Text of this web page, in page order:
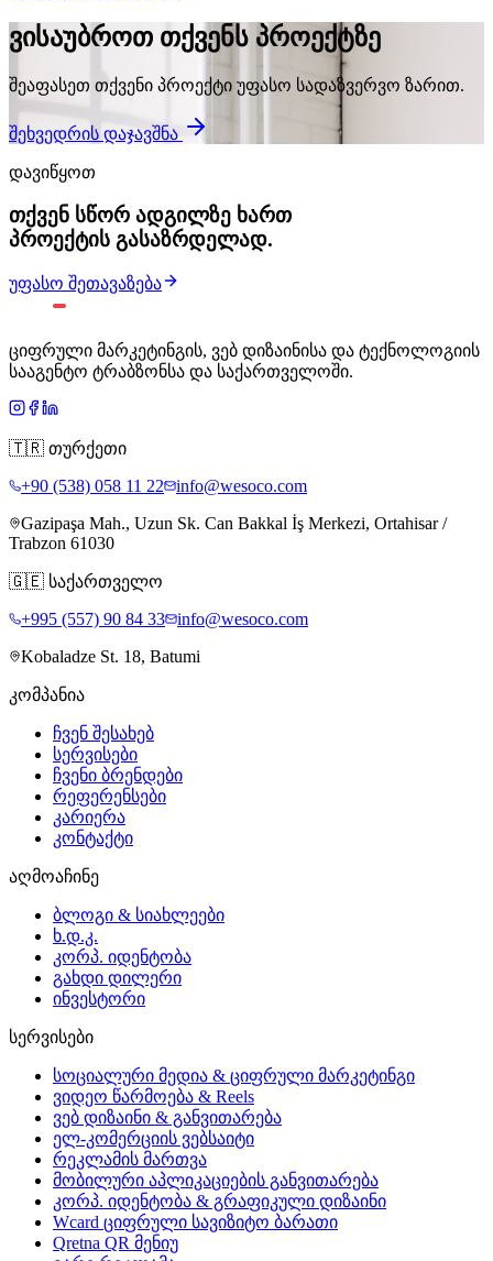
ვისაუბროთ თქვენს პროექტზე
შეაფასეთ თქვენი პროექტი უფასო სადაზვერვო ზარით.
შეხვედრის დაჯავშნა
დავიწყოთ
თქვენ სწორ ადგილზე ხართ
პროექტის გასაზრდელად.
უფასო შეთავაზება
ციფრული მარკეტინგის, ვებ დიზაინისა და ტექნოლოგიის
სააგენტო ტრაბზონსა და საქართველოში.
🇹🇷 თურქეთი
+90 (538) 058 11 22
info@wesoco.com
Gazipaşa Mah., Uzun Sk. Can Bakkal İş Merkezi, Ortahisar /
Trabzon 61030
🇬🇪 საქართველო
+995 (557) 90 84 33
info@wesoco.com
Kobaladze St. 18, Batumi
კომპანია
ჩვენ შესახებ
სერვისები
ჩვენი ბრენდები
რეფერენსები
კარიერა
კონტაქტი
აღმოაჩინე
ბლოგი & სიახლეები
ხ.დ.კ.
კორპ. იდენტობა
გახდი დილერი
ინვესტორი
სერვისები
სოციალური მედია & ციფრული მარკეტინგი
ვიდეო წარმოება & Reels
ვებ დიზაინი & განვითარება
ელ-კომერციის ვებსაიტი
რეკლამის მართვა
მობილური აპლიკაციების განვითარება
კორპ. იდენტობა & გრაფიკული დიზაინი
Wcard ციფრული სავიზიტო ბარათი
Qretna QR მენიუ